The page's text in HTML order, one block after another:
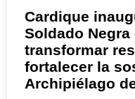
Cardique
Soldado
transformar
fortalecer la
Archipiélago